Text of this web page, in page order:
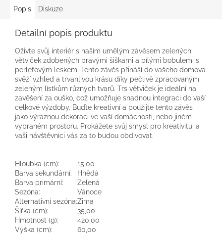
Popis Diskuze
Detailní popis produktu
Oživte svůj interiér s naším umělým závěsem zelených
větviček zdobených pravými šiškami a bílými bobulemi s
perleťovým leskem. Tento závěs přináší do vašeho domova
svěží vzhled a trvanlivou krásu díky pečlivě zpracovaným
zeleným lístkům různých tvarů. Trs větviček je ideální na
zavěšení za ouško, což umožňuje snadnou integraci do vaší
celkové výzdoby. Buďte kreativní a použijte tento závěs
jako výraznou dekoraci ve vaší domácnosti, nebo jiném
vybraném prostoru. Prokážete svůj smysl pro kreativitu, a
vaši návštěvníci vás za to budou obdivovat.
Hloubka (cm):
15,00
Barva sekundární:
Hnědá
Barva primární:
Zelená
Sezóna:
Vánoce
Alternativní sezóna:Zima
Šířka (cm):
35,00
Hmotnost (g):
420,00
Výška (cm):
60,00